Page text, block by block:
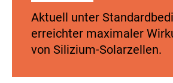
Aktuell unter
erreichter maximaler
von Silizium-Solarzellen.